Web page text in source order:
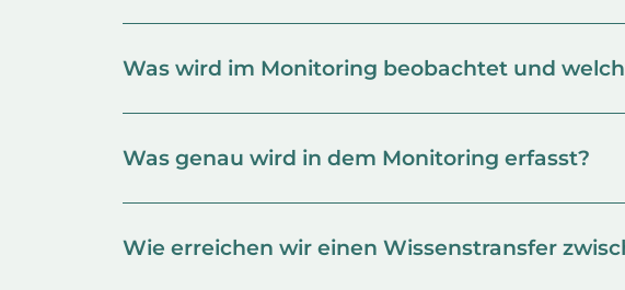
Was wird im Monitoring beobachtet und
Was genau wird in dem Monitoring erfasst?
Wie erreichen wir einen Wissenstransfer